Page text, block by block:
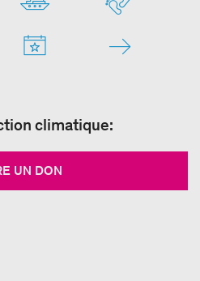
climatique:
UN DON